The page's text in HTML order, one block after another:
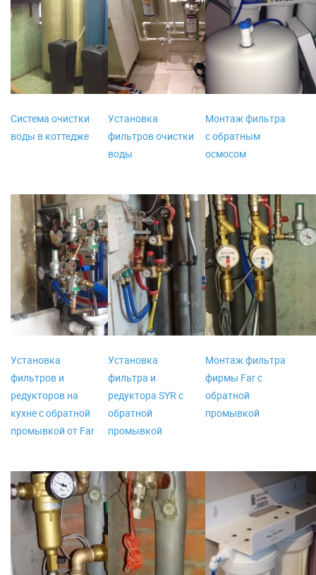
Система очистки
воды в коттедже
Установка
фильтров очистки
воды
Монтаж фильтра
с обратным
осмосом
Установка
фильтров и
редукторов на
кухне с обратной
промывкой от Far
Установка
фильтра и
редуктора SYR с
обратной
промывкой
Монтаж фильтра
фирмы Far с
обратной
промывкой